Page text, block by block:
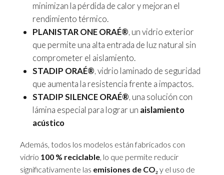
minimizan la pérdida de calor y mejoran el
rendimiento térmico.
PLANISTAR ONE ORAÉ®, un vidrio exterior
que permite una alta entrada de luz natural sin
comprometer el aislamiento.
STADIP ORAÉ®, vidrio laminado de seguridad
que aumenta la resistencia frente a impactos.
STADIP SILENCE ORAÉ®, una solución con
lámina especial para lograr un aislamiento
acústico
Además, todos los modelos están fabricados con
vidrio 100 % reciclable, lo que permite reducir
significativamente las emisiones de CO₂y el uso de